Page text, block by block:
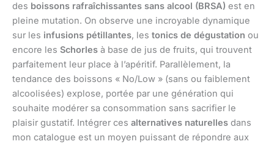
des boissons rafraîchissantes sans alcool (BRSA) est en
pleine mutation. On observe une incroyable dynamique
sur les infusions pétillantes, les tonics de dégustation ou
encore les Schorles à base de jus de fruits, qui trouvent
parfaitement leur place à l’apéritif. Parallèlement, la
tendance des boissons « No/Low » (sans ou faiblement
alcoolisées) explose, portée par une génération qui
souhaite modérer sa consommation sans sacrifier le
plaisir gustatif. Intégrer ces alternatives naturelles dans
mon catalogue est un moyen puissant de répondre aux